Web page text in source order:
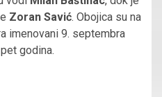
Zoran Savić. Obojica su na
imenovani 9. septembra
godina.